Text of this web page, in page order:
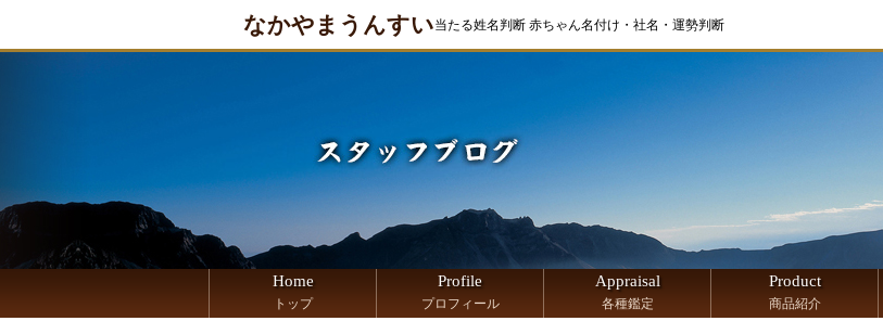
なかやまうんすい当たる姓名判断 赤ちゃん名付け・社名・運勢判断
Home
トップ
Profile
プロフィール
Appraisal
各種鑑定
Product
商品紹介